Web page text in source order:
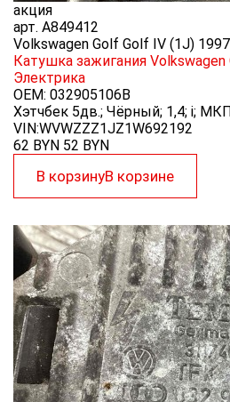
акция
арт. A849412
Volkswagen Golf Golf IV (1J)
Катушка зажигания
Электрика
OEM: 032905106B
Хэтчбек 5дв.; Чёрный; 1,4; i;
VIN:WVWZZZ1JZ1W692192
62 BYN 52 BYN
В корзинуВ корзине